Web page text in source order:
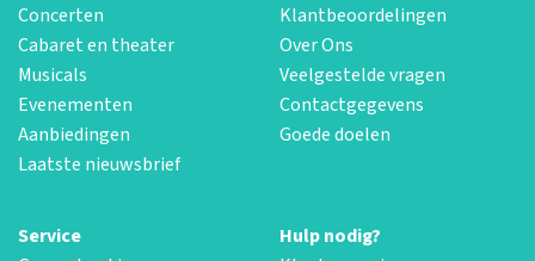
Concerten
Cabaret en theater
Musicals
Evenementen
Aanbiedingen
Laatste nieuwsbrief
Klantbeoordelingen
Over Ons
Veelgestelde vragen
Contactgegevens
Goede doelen
Service
Hulp nodig?